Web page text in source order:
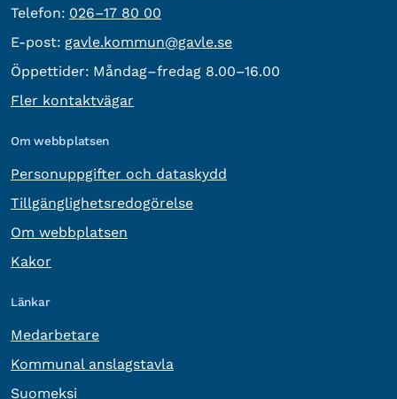
Telefon: Telefon:
026–17 80 00
E-post: E-post:
gavle.kommun@gavle.se
Öppettider: Måndag–fredag 8.00–16.00
Fler kontaktvägar
Om webbplatsen
Personuppgifter och dataskydd
Tillgänglighetsredogörelse
Om webbplatsen
Kakor
Länkar
Medarbetare
Kommunal anslagstavla
Suomeksi